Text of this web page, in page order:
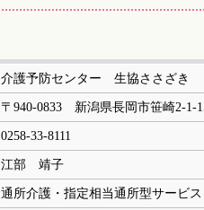
介護予防センター 生協ささざき
〒940-0833 新潟県長岡市笹崎2-1-
0258-33-8111
江部 靖子
通所介護・指定相当通所型サービス